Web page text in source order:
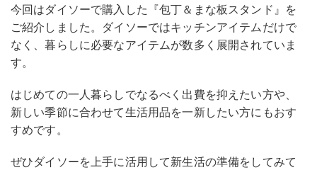
今回はダイソーで購入した『包丁＆まな板スタンド』を
ご紹介しました。ダイソーではキッチンアイテムだけで
なく、暮らしに必要なアイテムが数多く展開されていま
す。
はじめての一人暮らしでなるべく出費を抑えたい方や、
新しい季節に合わせて生活用品を一新したい方にもおす
すめです。
ぜひダイソーを上手に活用して新生活の準備をしてみて